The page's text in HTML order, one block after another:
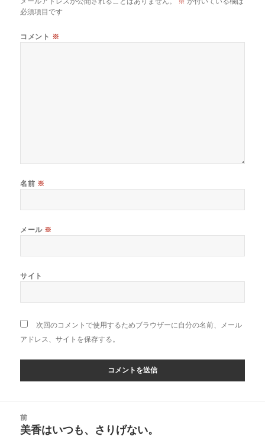
必須項目です
コメント ※
名前 ※
メール ※
サイト
次回のコメントで使用するためブラウザーに自分の名前、メール
アドレス、サイトを保存する。
前
前
美香はいつも、さりげない。